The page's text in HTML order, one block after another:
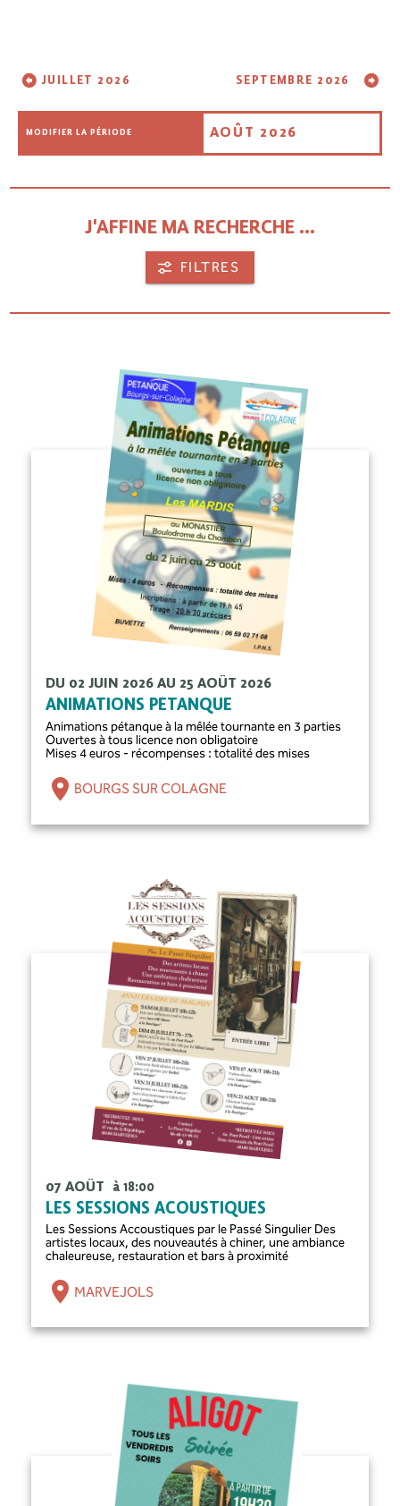
JUILLET 2026
MODIFIER LA PÉRIODE AOÛT 2026
SEPTEMBRE 2026
J'AFFINE MA RECHERCHE ...
FILTRES
DU 02 JUIN 2026 AU 25 AOÛT 2026
ANIMATIONS PÉTANQUE
Animations pétanque à la mêlée tournante en 3 parties
Ouvertes à tous licence non obligatoire
Mises 4 euros - récompenses : totalité des mises
BOURGS SUR COLAGNE
07 AOÛT à 18:00
LES SESSIONS ACOUSTIQUES
Les Sessions Accoustiques par le Passé Singulier Des
artistes locaux, des nouveautés à chiner, une ambiance
chaleureuse, restauration et bars à proximité
MARVEJOLS